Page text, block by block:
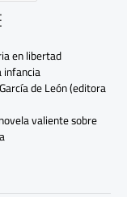
en libertad
infancia
de León (editora
valiente sobre